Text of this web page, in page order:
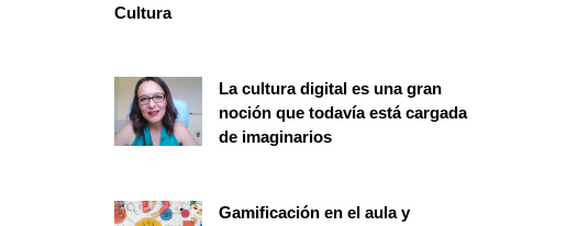
Cultura
La cultura digital es una gran
noción que todavía está cargada
de imaginarios
Gamificación en el aula y